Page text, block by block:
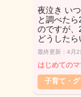
夜泣き い
と調べた
のですが
どうした
最終更新：4月2
はじめての
子育て・